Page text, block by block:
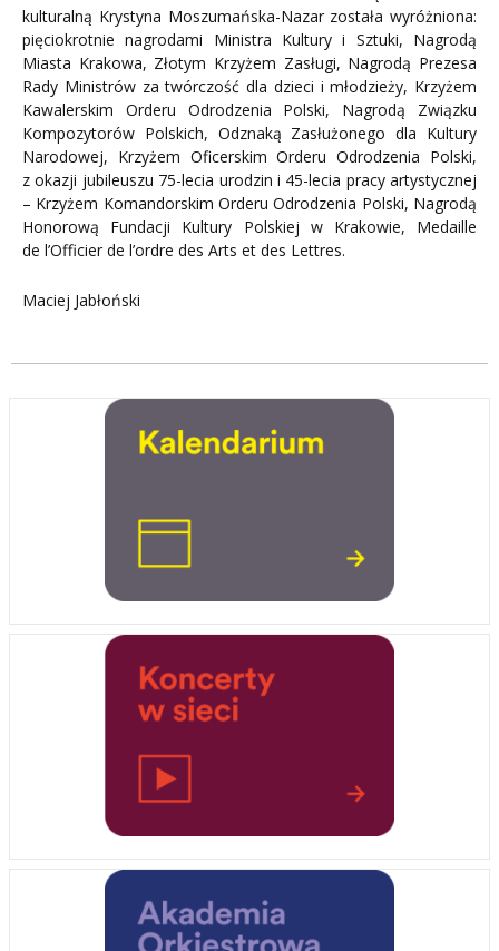
kulturalną Krystyna Moszumańska-Nazar została wyróżniona:
pięciokrotnie nagrodami Ministra Kultury i Sztuki, Nagrodą
Miasta Krakowa, Złotym Krzyżem Zasługi, Nagrodą Prezesa
Rady Ministrów za twórczość dla dzieci i młodzieży, Krzyżem
Kawalerskim Orderu Odrodzenia Polski, Nagrodą Związku
Kompozytorów Polskich, Odznaką Zasłużonego dla Kultury
Narodowej, Krzyżem Oficerskim Orderu Odrodzenia Polski,
z okazji jubileuszu 75-lecia urodzin i 45-lecia pracy artystycznej
– Krzyżem Komandorskim Orderu Odrodzenia Polski, Nagrodą
Honorową Fundacji Kultury Polskiej w Krakowie, Medaille
de l’Officier de l’ordre des Arts et des Lettres.
Maciej Jabłoński